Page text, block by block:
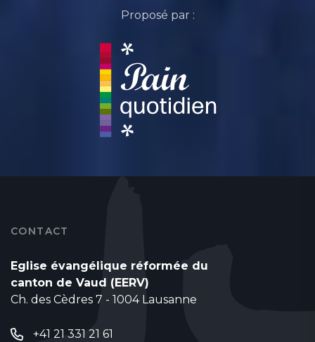
Proposé par :
CONTACT
Eglise évangélique réformée du
canton de Vaud (EERV)
Ch. des Cèdres 7 - 1004 Lausanne
+41 21 331 21 61